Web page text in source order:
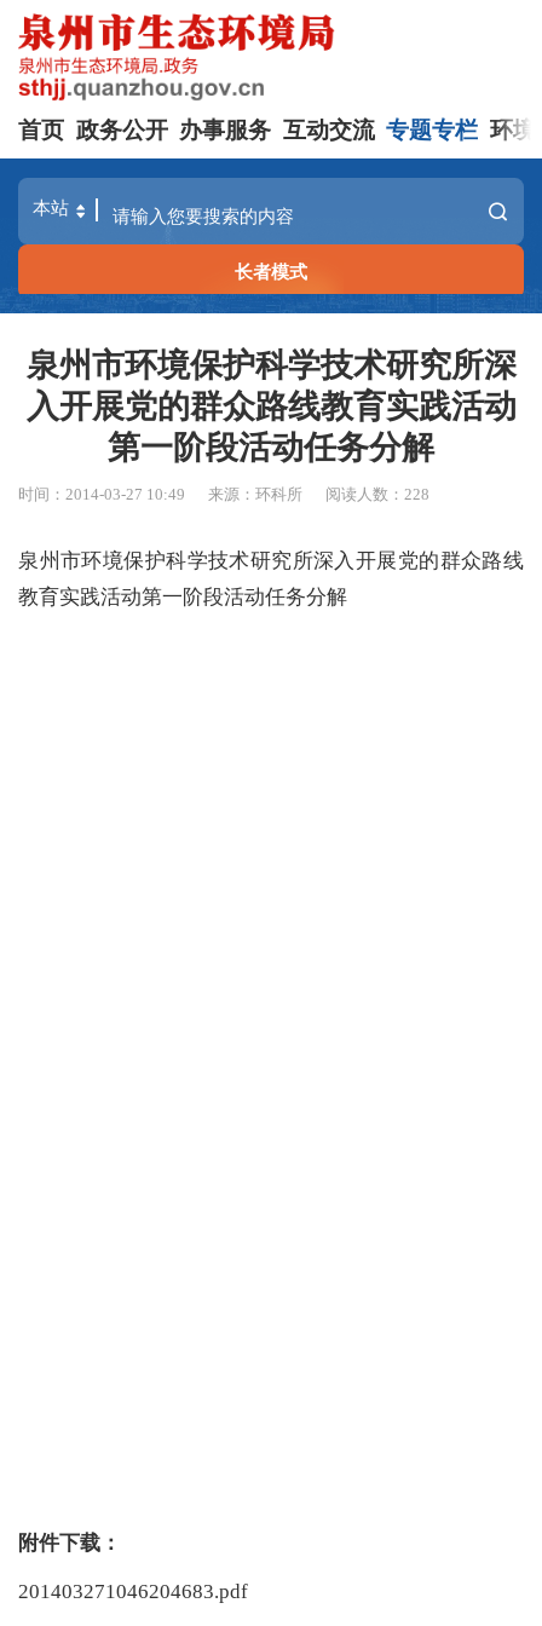
首页 政务公开 办事服务 互动交流 专题专栏 环境
长者模式
泉州市环境保护科学技术研究所深
入开展党的群众路线教育实践活动
第一阶段活动任务分解
时间：2014-03-27 10:49 来源：环科所 阅读人数：228
泉州市环境保护科学技术研究所深入开展党的群众路线
教育实践活动第一阶段活动任务分解
附件下载：
201403271046204683.pdf